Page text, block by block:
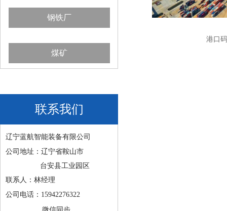
钢铁厂
煤矿
联系我们
辽宁蓝航智能装备有限公司
公司地址：辽宁省鞍山市
台安县工业园区
联系人：林经理
公司电话：15942276322
港口